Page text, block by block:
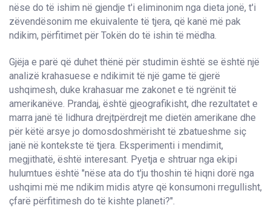
nëse do të ishim në gjendje t'i eliminonim nga dieta jonë, t'i
zëvendësonim me ekuivalente të tjera, që kanë më pak
ndikim, përfitimet për Tokën do të ishin të mëdha.
Gjëja e parë që duhet thënë për studimin është se është një
analizë krahasuese e ndikimit të një game të gjerë
ushqimesh, duke krahasuar me zakonet e të ngrënit të
amerikanëve. Prandaj, është gjeografikisht, dhe rezultatet e
marra janë të lidhura drejtpërdrejt me dietën amerikane dhe
për këtë arsye jo domosdoshmërisht të zbatueshme siç
janë në kontekste të tjera. Eksperimenti i mendimit,
megjithatë, është interesant. Pyetja e shtruar nga ekipi
hulumtues është "nëse ata do t'ju thoshin të hiqni dorë nga
ushqimi më me ndikim midis atyre që konsumoni rregullisht,
çfarë përfitimesh do të kishte planeti?".